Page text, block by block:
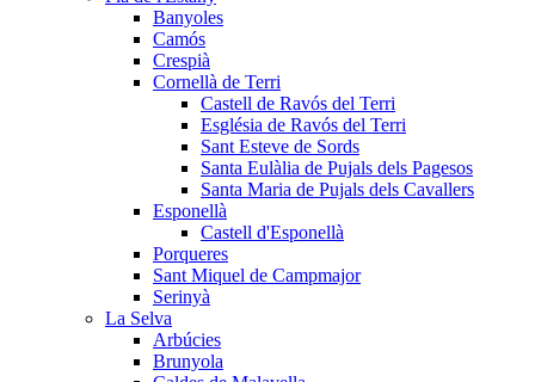
Banyoles
Camós
Crespià
Cornellà de Terri
Castell de Ravós del Terri
Església de Ravós del Terri
Sant Esteve de Sords
Santa Eulàlia de Pujals dels Pagesos
Santa Maria de Pujals dels Cavallers
Esponellà
Castell d'Esponellà
Porqueres
Sant Miquel de Campmajor
Serinyà
La Selva
Arbúcies
Brunyola